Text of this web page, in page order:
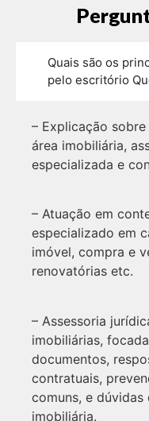
Quais são os
pelo escritório
– Explicação
área imobiliária,
especializada e
– Atuação em
especializado em
imóvel, compra e
renovatórias etc.
– Assessoria
imobiliárias,
documentos,
contratuais,
comuns, e
imobiliária.